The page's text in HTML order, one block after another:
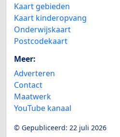
Kaart gebieden
Kaart kinderopvang
Onderwijskaart
Postcodekaart
Meer:
Adverteren
Contact
Maatwerk
YouTube kanaal
© Gepubliceerd: 22 juli 2026